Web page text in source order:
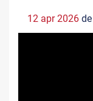
12 apr 2026 de